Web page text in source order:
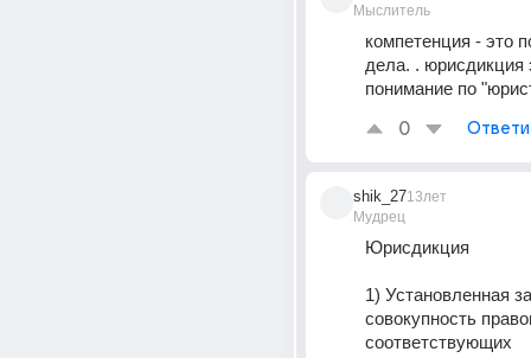
Мыслитель
компетенция - это
дела. . юрисдикция
понимание по
0
shik_27
Мудрец
13лет
Юрисдикция
1) Установленная
совокупность
соответствующих